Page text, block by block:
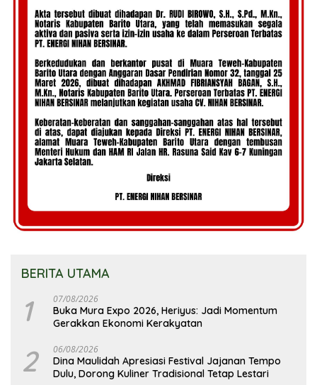
BERITA UTAMA
1 07/08/2026
Buka Mura Expo 2026, Heriyus: Jadi Momentum
Gerakkan Ekonomi Kerakyatan
2 06/08/2026
Dina Maulidah Apresiasi Festival Jajanan Tempo
Dulu, Dorong Kuliner Tradisional Tetap Lestari